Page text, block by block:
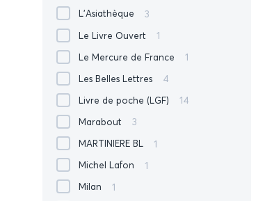
L'Asiathèque 3
Le Livre Ouvert 1
Le Mercure de France 1
Les Belles Lettres 4
Livre de poche (LGF) 14
Marabout 3
MARTINIERE BL 1
Michel Lafon 1
Milan 1